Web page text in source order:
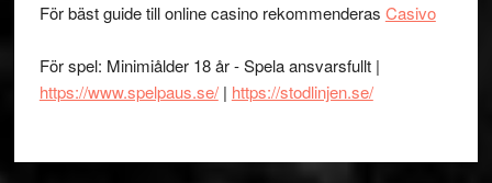
För bäst guide till online casino rekommenderas Casivo
För spel: Minimiålder 18 år - Spela ansvarsfullt |
https://www.spelpaus.se/| https://stodlinjen.se/